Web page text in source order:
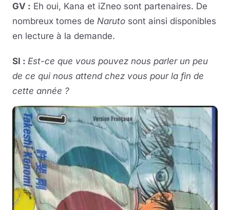
GV : Eh oui, Kana et iZneo sont partenaires. De
nombreux tomes de Naruto sont ainsi disponibles
en lecture à la demande.
SI : Est-ce que vous pouvez nous parler un peu
de ce qui nous attend chez vous pour la fin de
cette année ?